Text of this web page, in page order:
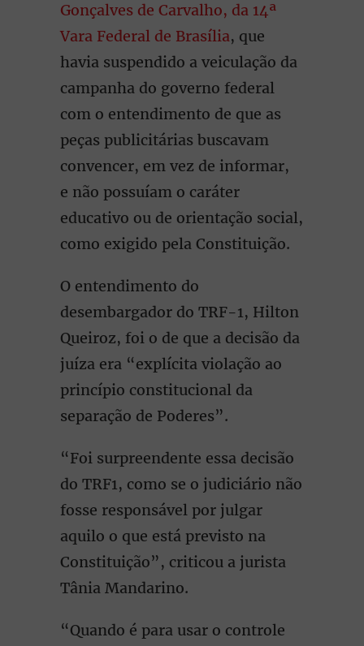
Gonçalves de Carvalho, da 14ª
Vara Federal de Brasília, que
havia suspendido a veiculação da
campanha do governo federal
com o entendimento de que as
peças publicitárias buscavam
convencer, em vez de informar,
e não possuíam o caráter
educativo ou de orientação social,
como exigido pela Constituição.
O entendimento do
desembargador do TRF-1, Hilton
Queiroz, foi o de que a decisão da
juíza era “explícita violação ao
princípio constitucional da
separação de Poderes”.
“Foi surpreendente essa decisão
do TRF1, como se o judiciário não
fosse responsável por julgar
aquilo o que está previsto na
Constituição”, criticou a jurista
Tânia Mandarino.
“Quando é para usar o controle